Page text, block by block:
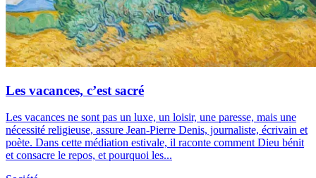
Les vacances, c’est sacré
Les vacances ne sont pas un luxe, un loisir, une paresse, mais une
nécessité religieuse, assure Jean-Pierre Denis, journaliste, écrivain et
poète. Dans cette médiation estivale, il raconte comment Dieu bénit
et consacre le repos, et pourquoi les...